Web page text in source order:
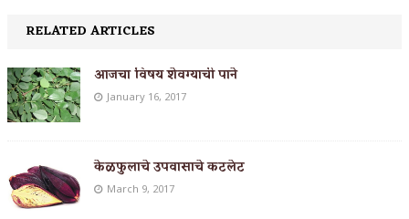
RELATED ARTICLES
आजचा विषय शेवग्याची पाने
January 16, 2017
केळफुलाचे उपवासाचे कटलेट
March 9, 2017